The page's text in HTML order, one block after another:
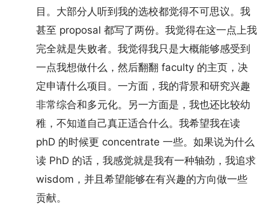
目。大部分人听到我的选校都觉得不可思议。我
甚至 proposal 都写了两份。我觉得在这一点上我
完全就是失败者。我觉得我只是大概能够感受到
一点我想做什么，然后翻翻 faculty 的主页，决
定申请什么项目。一方面，我的背景和研究兴趣
非常综合和多元化。另一方面是，我也还比较幼
稚，不知道自己真正适合什么。我希望我在读
phD 的时候更 concentrate 一些。如果说为什么
读 PhD 的话，我感觉就是我有一种轴劲，我追求
wisdom，并且希望能够在有兴趣的方向做一些
贡献。